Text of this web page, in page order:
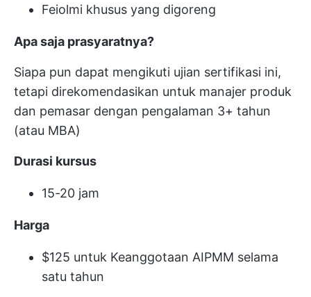
Feiolmi khusus yang digoreng
Apa saja prasyaratnya?
Siapa pun dapat mengikuti ujian sertifikasi ini,
tetapi direkomendasikan untuk manajer produk
dan pemasar dengan pengalaman 3+ tahun
(atau MBA)
Durasi kursus
15-20 jam
Harga
$125 untuk Keanggotaan AIPMM selama
satu tahun